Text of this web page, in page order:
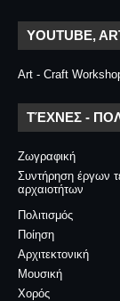
YOUTUBE,
Art - Craft
ΤΈΧΝΕΣ -
Ζωγραφική
Συντήρηση έργων
αρχαιοτήτων
Πολιτισμός
Ποίηση
Αρχιτεκτονική
Μουσική
Χορός